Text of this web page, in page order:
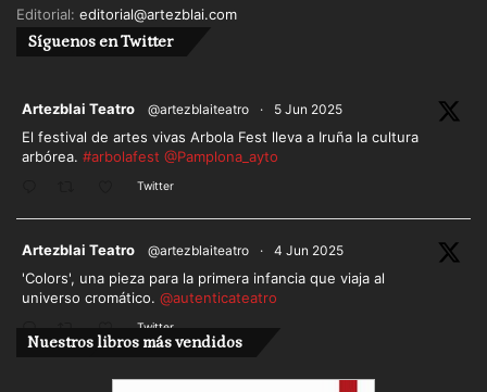
Editorial: editorial@artezblai.com
Síguenos en Twitter
Artezblai Teatro @artezblaiteatro · 5 Jun 2025
El festival de artes vivas Arbola Fest lleva a Iruña la cultura
arbórea. #arbolafest @Pamplona_ayto
Twitter
Artezblai Teatro @artezblaiteatro · 4 Jun 2025
'Colors', una pieza para la primera infancia que viaja al
universo cromático. @autenticateatro
Twitter
Cargar más
Nuestros libros más vendidos